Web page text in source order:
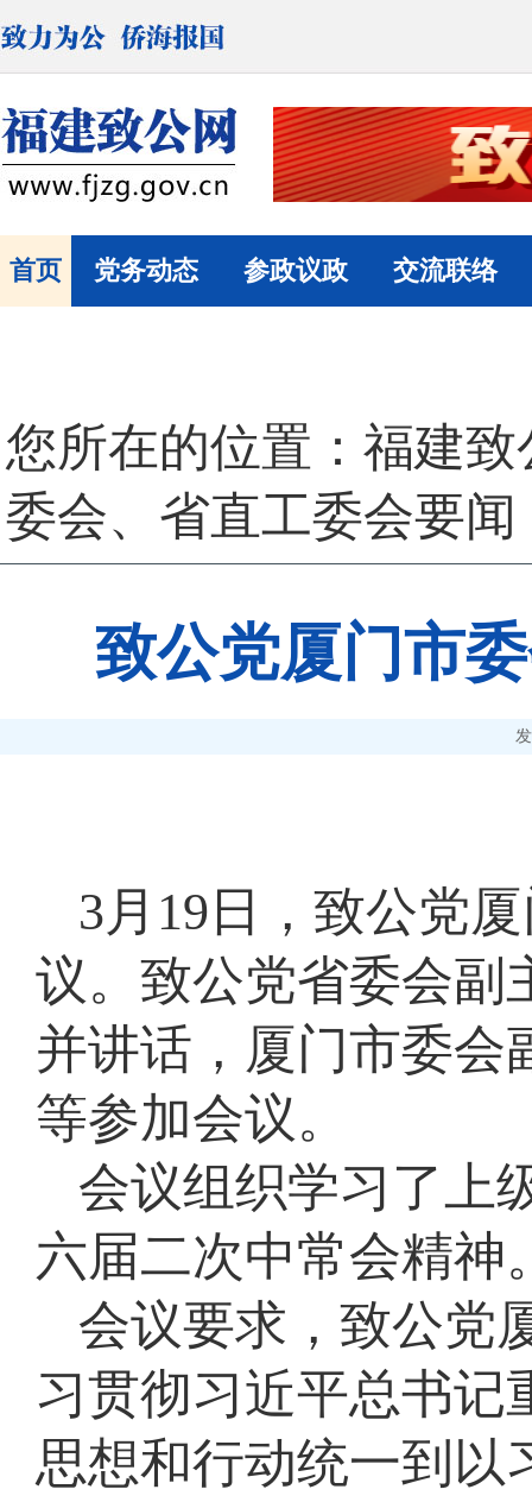
首页 党务动态 参政议政 交流联络
您所在的位置： 福建致
委会、省直工委会要闻
致公党厦门市
3月19日，致公党
议。致公党省委会副
并讲话，厦门市委会
等参加会议。
会议组织学习了上
六届二次中常会精神
会议要求，致公党
习贯彻习近平总书记
思想和行动统一到以